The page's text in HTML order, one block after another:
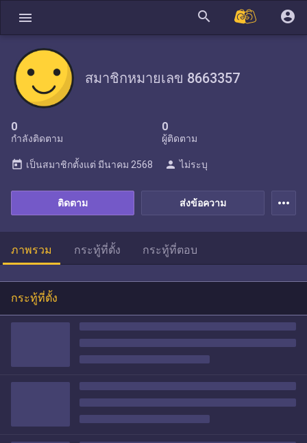
menu search account_circle
สมาชิกหมายเลข 8663357
0
กำลังติดตาม
0
ผู้ติดตาม
ส่งข้อความ
ติดตาม
today เป็นสมาชิกตั้งแต่ มีนาคม 2568 person ไม่ระบุ
more_horiz
ภาพรวม กระทู้ที่ตั้ง กระทู้ที่ตอบ
กระทู้ที่ตั้ง